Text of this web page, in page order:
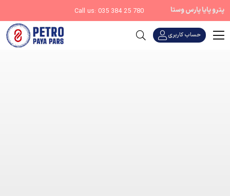
پترو پایا پارس وستا
حساب کاربری
Call us: 035 384 25 780